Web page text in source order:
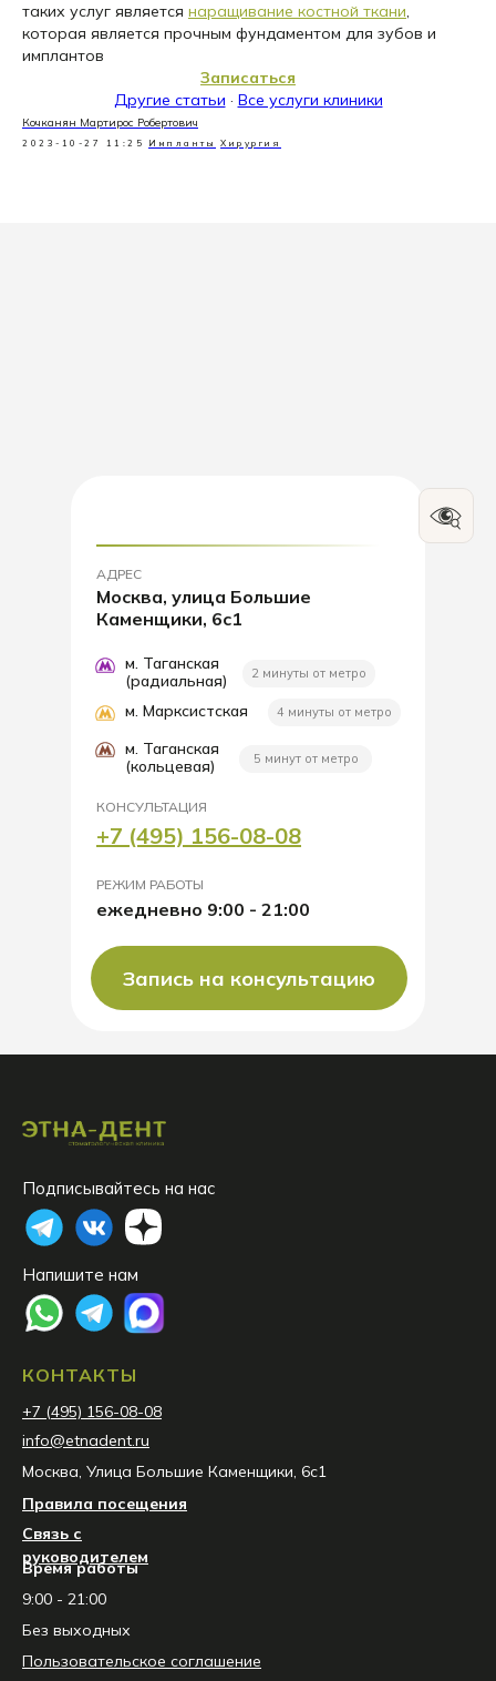
таких услуг является наращивание костной ткани,
которая является прочным фундаментом для зубов и
имплантов
Записаться
Другие статьи · Все услуги клиники
Кочканян Мартирос Робертович
2023-10-27 11:25 Импланты Хирургия
АДРЕС
Москва, улица Большие
Каменщики, 6с1
КОНСУЛЬТАЦИЯ
РЕЖИМ РАБОТЫ
ежедневно 9:00 - 21:00
+7 (495) 156-08-08
Запись на консультацию
2 минуты от метро
м. Таганская
(радиальная)
4 минуты от метро
5 минут от метро
м. Марксистская
м. Таганская
(кольцевая)
КОНТАКТЫ
info@etnadent.ru
Москва, Улица Большие Каменщики, 6с1
+7 (495) 156-08-08
Подписывайтесь на нас
Напишите нам
Правила посещения
Связь с
руководителем
Время работы
9:00 - 21:00
Без выходных
Пользовательское соглашение